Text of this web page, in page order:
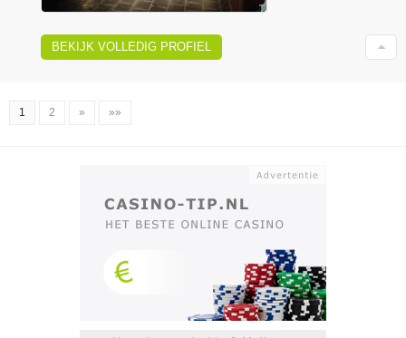
BEKIJK VOLLEDIG PROFIEL
1 2 » »»